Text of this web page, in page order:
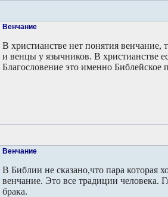
Венчание
В христианстве нет понятия венчание,
и венцы у язычников. В христианстве
Благословение это именно Библейское
Венчание
В Библии не сказано,что пара которая
венчание. Это все традиции человека.
брака.